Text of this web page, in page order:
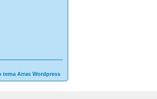
tema Arras Wordpress